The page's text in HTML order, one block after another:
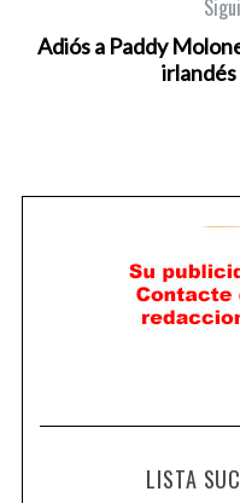
Adiós a Paddy
LISTA